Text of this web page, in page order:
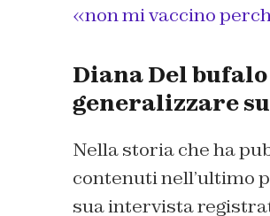
«non mi vaccino
Diana Del
generalizzare
Nella storia che ha
contenuti nell’ultimo
sua intervista